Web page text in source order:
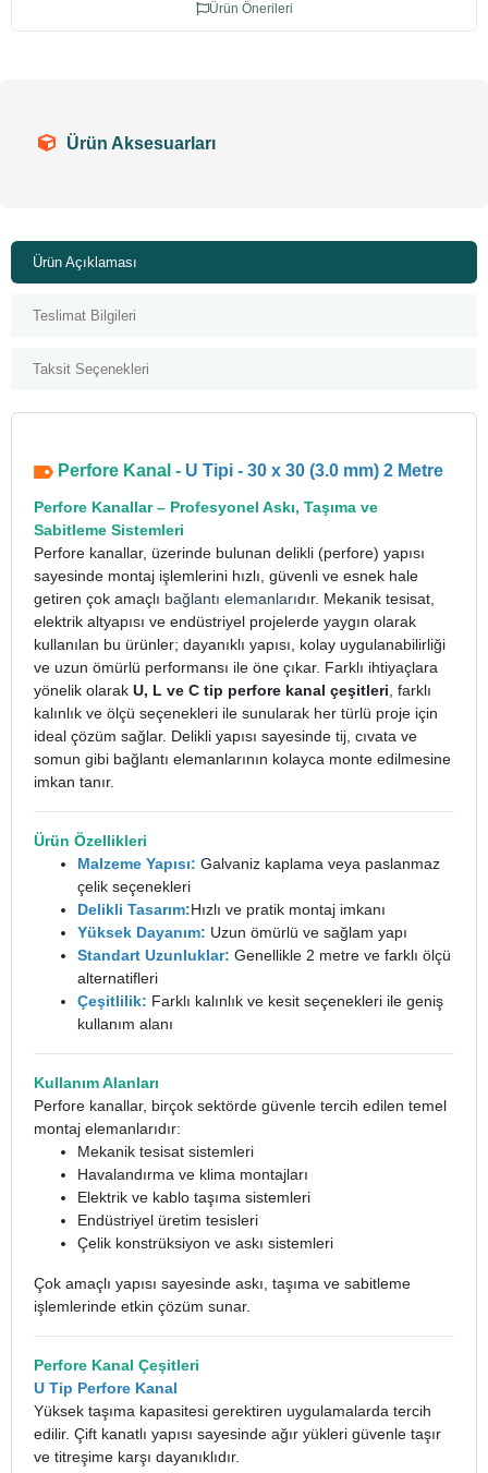
Ürün Önerileri
Ürün Aksesuarları
Ürün Açıklaması
Teslimat Bilgileri
Taksit Seçenekleri
Perfore Kanal - U Tipi - 30 x 30 (3.0 mm) 2 Metre
Perfore Kanallar – Profesyonel Askı, Taşıma ve
Sabitleme Sistemleri
Perfore kanallar, üzerinde bulunan delikli (perfore) yapısı
sayesinde montaj işlemlerini hızlı, güvenli ve esnek hale
getiren çok amaçlı bağlantı elemanlarıdır. Mekanik tesisat,
elektrik altyapısı ve endüstriyel projelerde yaygın olarak
kullanılan bu ürünler; dayanıklı yapısı, kolay uygulanabilirliği
ve uzun ömürlü performansı ile öne çıkar. Farklı ihtiyaçlara
yönelik olarak U, L ve C tip perfore kanal çeşitleri , farklı
kalınlık ve ölçü seçenekleri ile sunularak her türlü proje için
ideal çözüm sağlar. Delikli yapısı sayesinde tij, cıvata ve
somun gibi bağlantı elemanlarının kolayca monte edilmesine
imkan tanır.
Ürün Özellikleri
Malzeme Yapısı: Galvaniz kaplama veya paslanmaz
çelik seçenekleri
Delikli Tasarım:Hızlı ve pratik montaj imkanı
Yüksek Dayanım: Uzun ömürlü ve sağlam yapı
Standart Uzunluklar: Genellikle 2 metre ve farklı ölçü
alternatifleri
Çeşitlilik: Farklı kalınlık ve kesit seçenekleri ile geniş
kullanım alanı
Kullanım Alanları
Perfore kanallar, birçok sektörde güvenle tercih edilen temel
montaj elemanlarıdır:
Mekanik tesisat sistemleri
Havalandırma ve klima montajları
Elektrik ve kablo taşıma sistemleri
Endüstriyel üretim tesisleri
Çelik konstrüksiyon ve askı sistemleri
Çok amaçlı yapısı sayesinde askı, taşıma ve sabitleme
işlemlerinde etkin çözüm sunar.
Perfore Kanal Çeşitleri
U Tip Perfore Kanal
Yüksek taşıma kapasitesi gerektiren uygulamalarda tercih
edilir. Çift kanatlı yapısı sayesinde ağır yükleri güvenle taşır
ve titreşime karşı dayanıklıdır.